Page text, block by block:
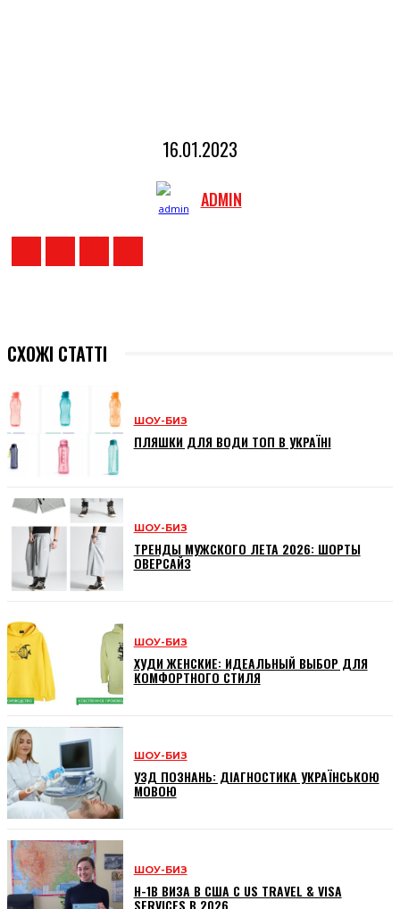
16.01.2023
ADMIN
СХОЖІ СТАТТІ
ШОУ-БИЗ
ПЛЯШКИ ДЛЯ ВОДИ ТОП В УКРАЇНІ
ШОУ-БИЗ
ТРЕНДЫ МУЖСКОГО ЛЕТА 2026: ШОРТЫ
ОВЕРСАЙЗ
ШОУ-БИЗ
ХУДИ ЖЕНСКИЕ: ИДЕАЛЬНЫЙ ВЫБОР ДЛЯ
КОМФОРТНОГО СТИЛЯ
ШОУ-БИЗ
УЗД ПОЗНАНЬ: ДІАГНОСТИКА УКРАЇНСЬКОЮ
МОВОЮ
ШОУ-БИЗ
H-1B ВИЗА В США С US TRAVEL & VISA
SERVICES В 2026